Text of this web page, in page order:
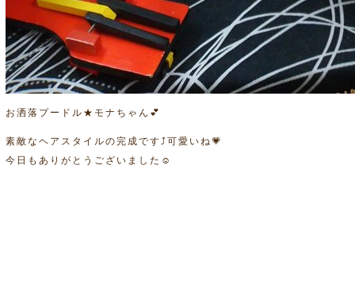
お洒落プードル★モナちゃん💕
素敵なヘアスタイルの完成です⤴可愛いね💗
今日もありがとうございました☺